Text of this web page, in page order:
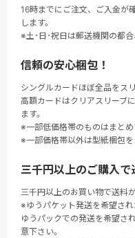
16時までにご注文、ご入金が
します。
※土･日･祝日は郵送機関の都
信頼の安心梱包！
シングルカードほぼ全品をス
高額カードはクリアスリーブ
ます。
※一部低価格帯のものはまとめ
※一部価格帯以外は型紙梱包を
三千円以上のご購入で
三千円以上のお買い物で送料
※ゆうパケット発送を希望され
ゆうパックでの発送を希望さ
意下さい。